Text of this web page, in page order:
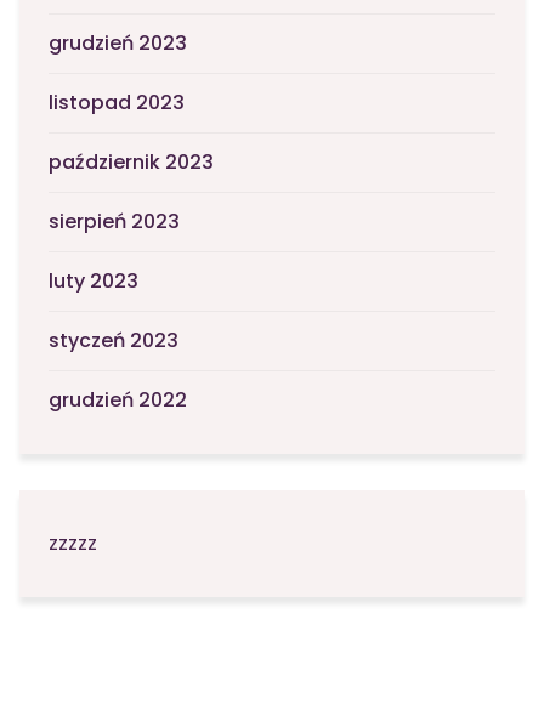
grudzień 2023
listopad 2023
październik 2023
sierpień 2023
luty 2023
styczeń 2023
grudzień 2022
zzzzz